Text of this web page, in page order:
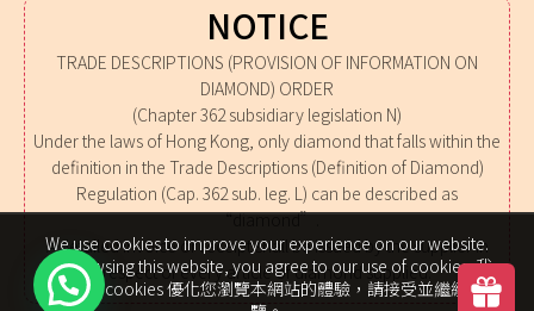
NOTICE
TRADE DESCRIPTIONS (PROVISION OF INFORMATION ON
DIAMOND) ORDER
(Chapter 362 subsidiary legislation N)
Under the laws of Hong Kong, only diamond that falls within the
definition in the Trade Descriptions (Definition of Diamond)
Regulation (Cap. 362 sub. leg. L) can be described as
“diamond”.
A detailed invoice or receipt shall be issued by the supplier in
respect of every article of diamond supplied.
We use cookies to improve your experience on our website.
By browsing this website, you agree to our use of cookies. 我
們使用 cookies 優化您瀏覽本網站的體驗，請接受並繼續瀏